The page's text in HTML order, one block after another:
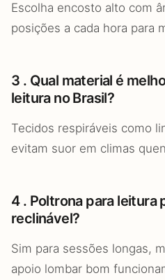
Escolha encosto alto com
posições a cada hora para
3 . Qual material é
leitura no Brasil?
Tecidos respiráveis como
evitam suor em climas
4 . Poltrona para leitura
reclinável?
Sim para sessões longas,
apoio lombar bom